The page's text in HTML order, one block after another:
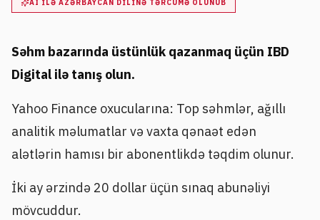
AI ILƏ AZƏRBAYCAN DILINƏ TƏRCÜMƏ OLUNUB
Səhm bazarında üstünlük qazanmaq üçün IBD
Digital ilə tanış olun.
Yahoo Finance oxucularına: Top səhmlər, ağıllı
analitik məlumatlar və vaxta qənaət edən
alətlərin hamısı bir abonentlikdə təqdim olunur.
İki ay ərzində 20 dollar üçün sınaq abunəliyi
mövcuddur.